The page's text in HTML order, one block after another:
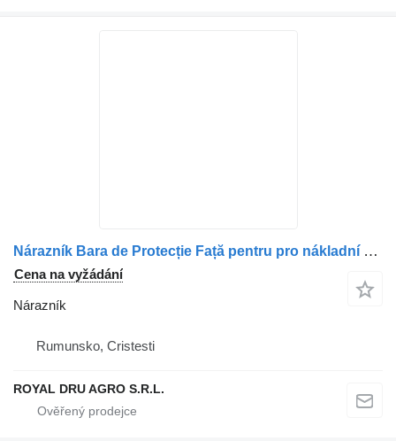
Nárazník Bara de Protecție Față pentru pro nákladní auta Volvo Cod 20713560
Cena na vyžádání
Nárazník
Rumunsko, Cristesti
ROYAL DRU AGRO S.R.L.